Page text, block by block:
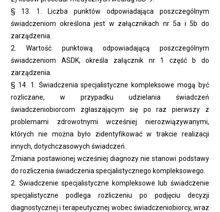
§ 13. 1. Liczba punktów odpowiadająca poszczególnym
świadczeniom określona jest w załącznikach nr 5a i 5b do
zarządzenia.
2. Wartość punktową odpowiadającą poszczególnym
świadczeniom ASDK, określa załącznik nr 1 część b do
zarządzenia.
§ 14. 1. Świadczenia specjalistyczne kompleksowe mogą być
rozliczane, w przypadku udzielania świadczeń
świadczeniobiorcom zgłaszającym się po raz pierwszy z
problemami zdrowotnymi wcześniej nierozwiązywanymi,
których nie można było zidentyfikować w trakcie realizacji
innych, dotychczasowych świadczeń.
Zmiana postawionej wcześniej diagnozy nie stanowi podstawy
do rozliczenia świadczenia specjalistycznego kompleksowego.
2. Świadczenie specjalistyczne kompleksowe lub świadczenie
specjalistyczne podlega rozliczeniu po podjęciu decyzji
diagnostycznej i terapeutycznej wobec świadczeniobiorcy, wraz